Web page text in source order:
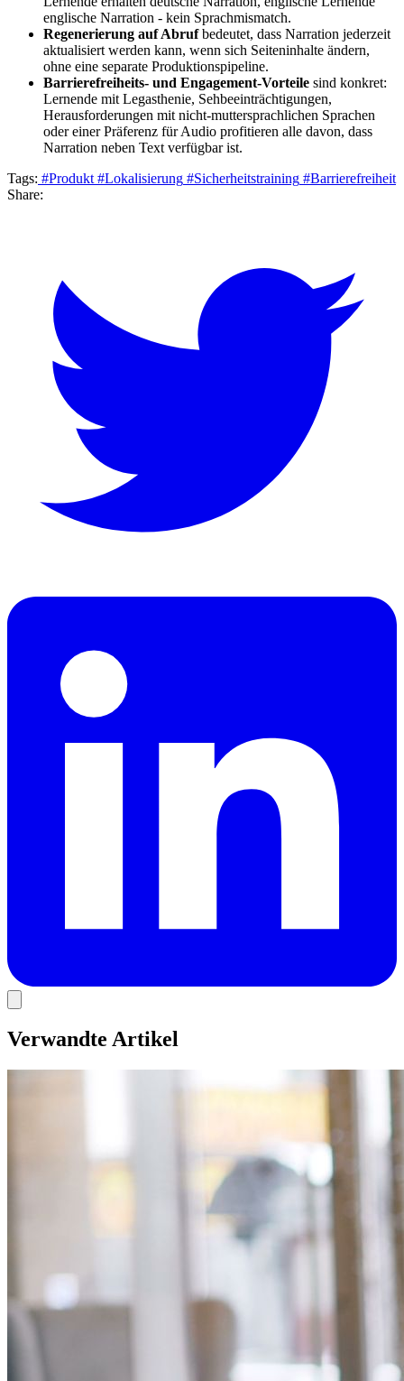
englische Narration - kein Sprachmismatch.
Regenerierung auf Abrufbedeutet, dass Narration jederzeit
aktualisiert werden kann, wenn sich Seiteninhalte ändern,
ohne eine separate Produktionspipeline.
Barrierefreiheits- und Engagement-Vorteile sind konkret:
Lernende mit Legasthenie, Sehbeeinträchtigungen,
Herausforderungen mit nicht-muttersprachlichen Sprachen
oder einer Präferenz für Audio profitieren alle davon, dass
Narration neben Text verfügbar ist.
Tags: #Produkt#Lokalisierung #Sicherheitstraining #Barrierefreiheit
Share:
Verwandte Artikel